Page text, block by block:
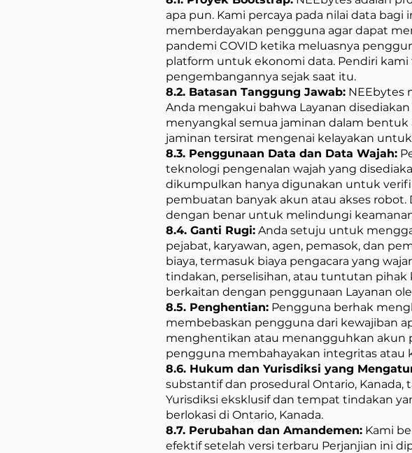
apa pun. Kami percaya pada nilai data
memberdayakan pengguna agar dapat
pandemi COVID ketika meluasnya
platform untuk ekonomi data. Pendiri
pengembangannya sejak saat itu.
8.2. Batasan Tanggung Jawab: NEEbytes
Anda mengakui bahwa Layanan
menyangkal semua jaminan dalam
jaminan tersirat mengenai kelayakan
8.3. Penggunaan Data dan Data Wajah:
teknologi pengenalan wajah yang
dikumpulkan hanya digunakan untuk
pembuatan banyak akun atau akses
dengan benar untuk melindungi
8.4. Ganti Rugi: Anda setuju untuk
pejabat, karyawan, agen, pemasok, dan
biaya, termasuk biaya pengacara yang
tindakan, perselisihan, atau tuntutan
berkaitan dengan penggunaan Layanan
8.5. Penghentian: Pengguna berhak
membebaskan pengguna dari kewajiban
menghentikan atau menangguhkan akun
pengguna membahayakan integritas atau
8.6. Hukum dan Yurisdiksi yang
substantif dan prosedural Ontario,
Yurisdiksi eksklusif dan tempat tindakan
berlokasi di Ontario, Kanada.
8.7. Perubahan dan Amandemen: Kami
efektif setelah versi terbaru Perjanjian ini